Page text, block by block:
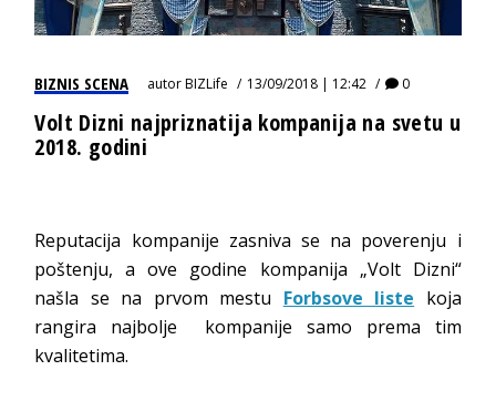
BIZNIS SCENA autorBIZLife 13/09/2018 | 12:42 0
Volt Dizni najpriznatija kompanija na svetu u
2018. godini
Reputacija kompanije zasniva se na poverenju i
poštenju, a ove godine kompanija „Volt Dizni“
našla se na prvom mestu Forbsove liste koja
rangira najbolje kompanije samo prema tim
kvalitetima.